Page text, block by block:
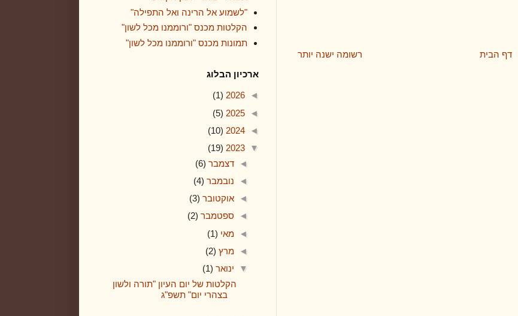
רשומה ישנה יותר דף הבית
"לשמוע אל הרינה ואל התפילה"
הקלטות מכנס "ורוממנו מכל לשון"
תמונות מכנס "ורוממנו מכל לשון"
ארכיון הבלוג
◄
2026
(1)
◄
2025
(5)
◄
2024
(10)
▼
2023
(19)
◄ דצמבר (6)
◄ נובמבר (4)
◄ אוקטובר (3)
◄ ספטמבר (2)
◄ מאי (1)
◄ מרץ (2)
▼ ינואר (1)
הקלטות של יום העיון "תורה ולשון
בצהרי יום" תשפ"ג